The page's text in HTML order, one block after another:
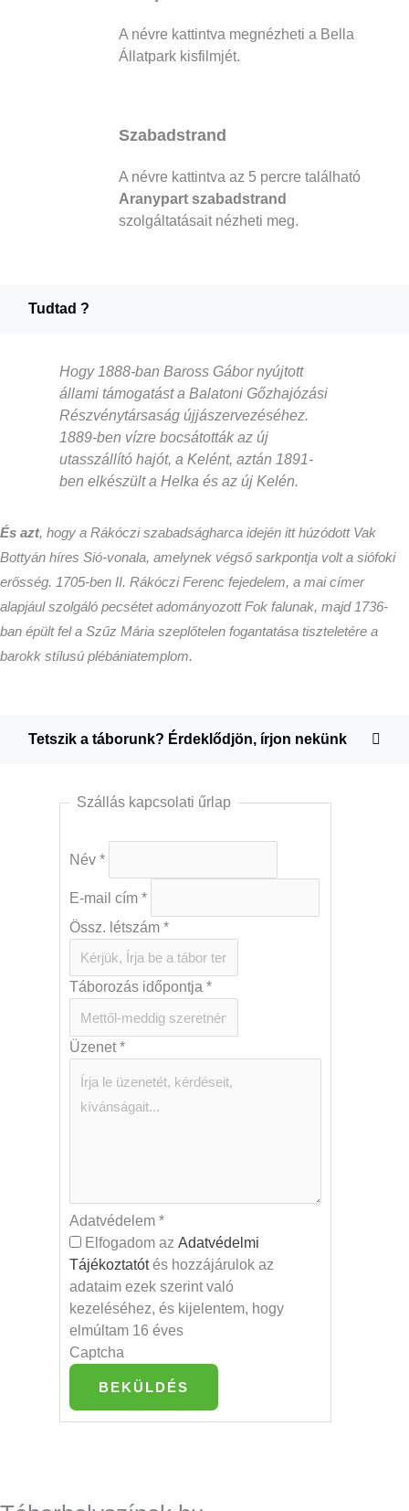
A névre kattintva megnézheti a Bella
Állatpark kisfilmjét.
Szabadstrand
A névre kattintva az 5 percre található
Aranypart szabadstrand
szolgáltatásait nézheti meg.
Tudtad ?
Hogy 1888-ban Baross Gábor nyújtott
állami támogatást a Balatoni Gőzhajózási
Részvénytársaság újjászervezéséhez.
1889-ben vízre bocsátották az új
utasszállító hajót, a Kelént, aztán 1891-
ben elkészült a Helka és az új Kelén.
És azt, hogy a Rákóczi szabadságharca idején itt húzódott Vak
Bottyán híres Sió-vonala, amelynek végső sarkpontja volt a siófoki
erősség. 1705-ben II. Rákóczi Ferenc fejedelem, a mai címer
alapjául szolgáló pecsétet adományozott Fok falunak, majd 1736-
ban épült fel a Szűz Mária szeplőtelen fogantatása tiszteletére a
barokk stílusú plébániatemplom.
Tetszik a táborunk? Érdeklődjön, írjon nekünk
Szállás kapcsolati űrlap
Név *
E-mail cím *
Össz. létszám *
Táborozás időpontja *
Üzenet*
Adatvédelem *
Elfogadom az Adatvédelmi
Tájékoztatótés hozzájárulok az
adataim ezek szerint való
kezeléséhez, és kijelentem, hogy
elmúltam 16 éves
Captcha
BEKÜLDÉS